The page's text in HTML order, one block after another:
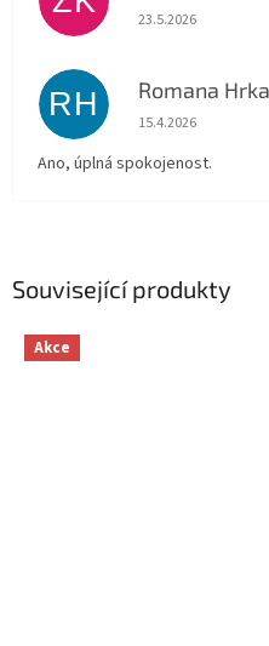
Související produkty
Akce
Hodnocení
23.5.2026
RH Romana
Hodnocení
15.4.2026
Ano, úplná spokojenost.